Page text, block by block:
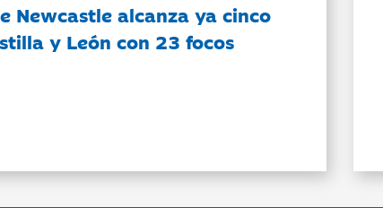
Newcastle alcanza ya cinco
y León con 23 focos